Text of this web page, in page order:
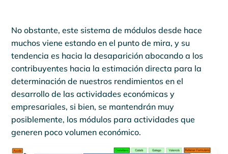
No obstante, este sistema de módulos desde hace
muchos viene estando en el punto de mira, y su
tendencia es hacia la desaparición abocando a los
contribuyentes hacia la estimación directa para la
determinación de nuestros rendimientos en el
desarrollo de las actividades económicas y
empresariales, si bien, se mantendrán muy
posiblemente, los módulos para actividades que
generen poco volumen económico.